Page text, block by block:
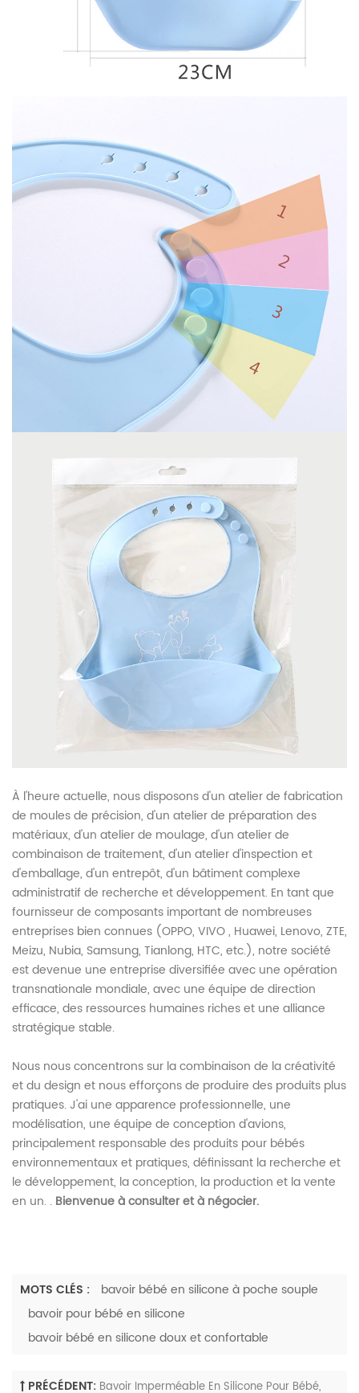
À l'heure actuelle, nous disposons d'un atelier de fabrication
de moules de précision, d'un atelier de préparation des
matériaux, d'un atelier de moulage, d'un atelier de
combinaison de traitement, d'un atelier d'inspection et
d'emballage, d'un entrepôt, d'un bâtiment complexe
administratif de recherche et développement. En tant que
fournisseur de composants important de nombreuses
entreprises bien connues (OPPO, VIVO , Huawei, Lenovo, ZTE,
Meizu, Nubia, Samsung, Tianlong, HTC, etc.), notre société
est devenue une entreprise diversifiée avec une opération
transnationale mondiale, avec une équipe de direction
efficace, des ressources humaines riches et une alliance
stratégique stable.
Nous nous concentrons sur la combinaison de la créativité
et du design et nous efforçons de produire des produits plus
pratiques. J'ai une apparence professionnelle, une
modélisation, une équipe de conception d'avions,
principalement responsable des produits pour bébés
environnementaux et pratiques, définissant la recherche et
le développement, la conception, la production et la vente
en un. . Bienvenue à consulter et à négocier.
MOTS CLÉS :
bavoir bébé en silicone à poche souple
bavoir pour bébé en silicone
bavoir bébé en silicone doux et confortable
PRÉCÉDENT: Bavoir Imperméable En Silicone Pour Bébé,